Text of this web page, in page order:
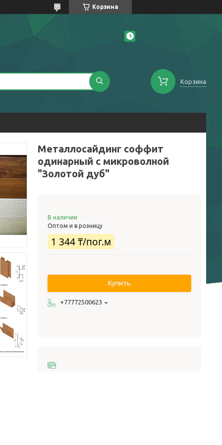
Корзина
Корзина
Металлосайдинг соффит
одинарный с микроволной
"Золотой дуб"
В наличии
Оптом и в розницу
1 344 ₸/пог.м
Купить
+77772500623